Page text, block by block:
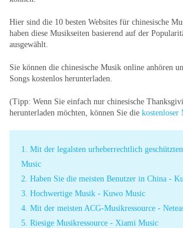
Hier sind die 10 besten Websites für chinesische
haben diese Musikseiten basierend auf der
ausgewählt.
Sie können die chinesische Musik online anhören
Songs kostenlos herunterladen.
(Tipp: Wenn Sie einfach nur chinesische
herunterladen möchten, können Sie die kostenloser
1. Mit der legalsten urheberrechtlich
Music
2. Haben Sie die meisten Benutzer in China -
3. Hochwertige Musik - Kuwo Music
4. Mit der meisten ACG-Musikressource -
5. Riesige Musikressource - Xiami Music